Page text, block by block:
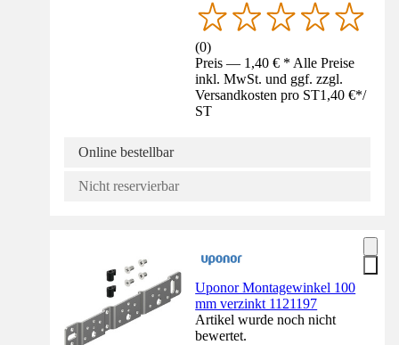
(0)
Preis — 1,40 € * Alle Preise
inkl. MwSt. und ggf. zzgl.
Versandkosten pro ST1,40 €*/
ST
Online bestellbar
Nicht reservierbar
Uponor Montagewinkel 100
mm verzinkt 1121197
Artikel wurde noch nicht
bewertet.